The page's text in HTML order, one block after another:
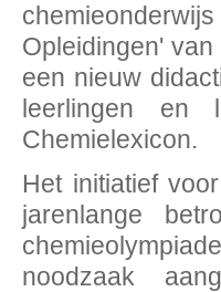
Opleidingen'
een nieuw
leerlingen en
Chemielexicon.
Het initiatief
jarenlange
noodzaak